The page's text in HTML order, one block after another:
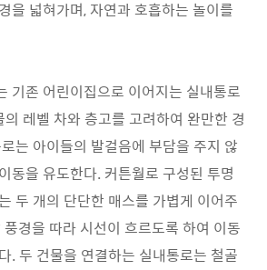
을 넓혀가며, 자연과 호흡하는 놀이를
기존 어린이집으로 이어지는 실내통로
레벨 차와 층고를 고려하여 완만한 경
는 아이들의 발걸음에 부담을 주지 않
동을 유도한다. 커튼월로 구성된 투명
두 개의 단단한 매스를 가볍게 이어주
경을 따라 시선이 흐르도록 하여 이동
. 두 건물을 연결하는 실내통로는 철골